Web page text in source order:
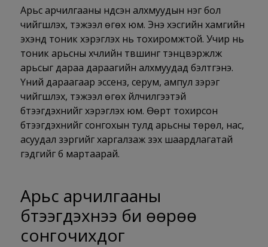
Арьс арчилгааны үндсэн алхмуудын нэг бол
чийгшүүлэх, тэжээл өгөх юм. Энэ хэсгийн хамгийн
эхэнд тоник хэрэглэх нь тохиромжтой. Учир нь
тоник арьсны хүчлийн түвшинг тэнцвэржүүлж
арьсыг дараа дараагийн алхмуудад бэлтгэнэ.
Үүний дараагаар эссенз, серум, ампул зэрэг
чийгшүүлэх, тэжээл өгөх үйлчилгээтэй
бүтээгдэхүүнийг хэрэглэх юм. Өөрт тохирсон
бүтээгдэхүүнийг сонгохын тулд арьсны төрөл, нас,
асуудал зэргийг харгалзаж үзэх шаардлагатай
гэдгийг бүү мартаарай.
Арьс арчилгааны
бүтээгдэхүүнээ би өөрөө
сонгочихдог